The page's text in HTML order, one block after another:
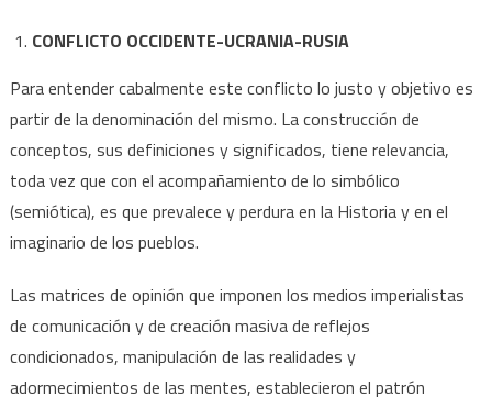
CONFLICTO OCCIDENTE-UCRANIA-RUSIA
Para entender cabalmente este conflicto lo justo y objetivo es
partir de la denominación del mismo. La construcción de
conceptos, sus definiciones y significados, tiene relevancia,
toda vez que con el acompañamiento de lo simbólico
(semiótica), es que prevalece y perdura en la Historia y en el
imaginario de los pueblos.
Las matrices de opinión que imponen los medios imperialistas
de comunicación y de creación masiva de reflejos
condicionados, manipulación de las realidades y
adormecimientos de las mentes, establecieron el patrón